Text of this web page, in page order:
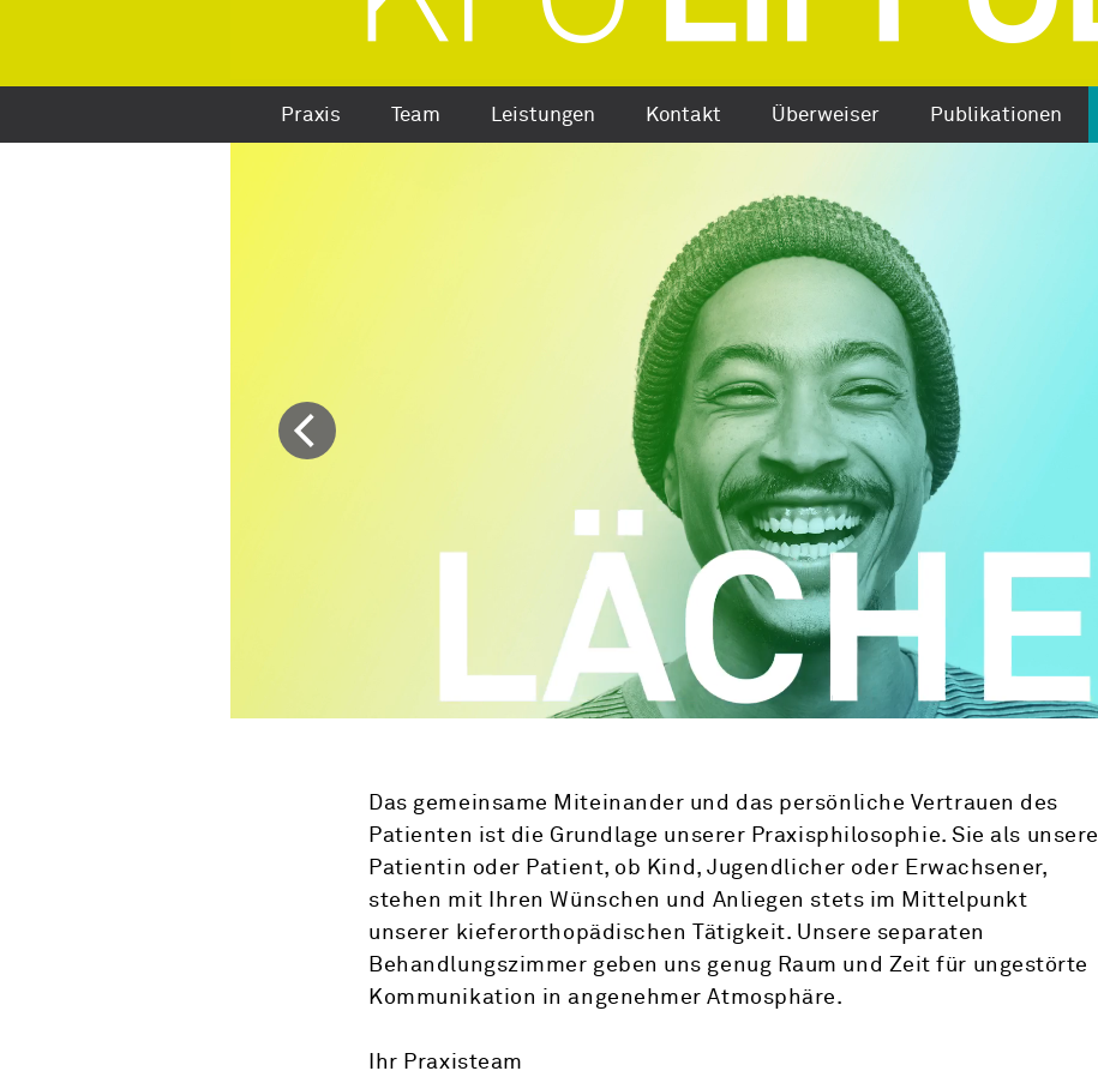
Praxis Team Leistungen Kontakt Überweiser Publikationen
Das gemeinsame Miteinander und das persönliche Vertrauen des
Patienten ist die Grundlage unserer Praxis­philosophie. Sie als unsere
Patientin oder Patient, ob Kind, Jugendlicher oder Erwachsener,
stehen mit Ihren Wünschen und Anliegen stets im Mittelpunkt
unserer kieferorthopädischen Tätigkeit. Unsere separaten
Behandlungs­zimmer geben uns genug Raum und Zeit für ungestörte
Kommunikation in angenehmer Atmosphäre.
Ihr Praxisteam